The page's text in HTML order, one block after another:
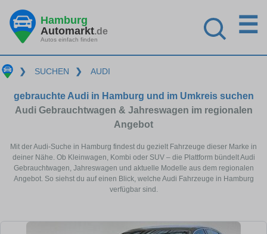
Hamburg
Automarkt.de
Autos einfach finden
☰
❯ SUCHEN ❯ AUDI
gebrauchte Audi in Hamburg und im Umkreis suchen
Audi Gebrauchtwagen & Jahreswagen im regionalen
Angebot
Mit der Audi-Suche in Hamburg findest du gezielt Fahrzeuge dieser Marke in
deiner Nähe. Ob Kleinwagen, Kombi oder SUV – die Plattform bündelt Audi
Gebrauchtwagen, Jahreswagen und aktuelle Modelle aus dem regionalen
Angebot. So siehst du auf einen Blick, welche Audi Fahrzeuge in Hamburg
verfügbar sind.